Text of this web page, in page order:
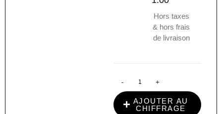
Hors taxes
& hors frais
de livraison
- +
AJOUTER AU
CHIFFRAGE